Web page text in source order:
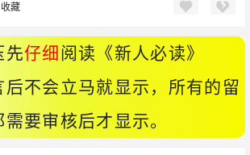
收藏
先仔细 阅读《新人必读》
后不会立马就显示，所有的留
需要审核后才显示。